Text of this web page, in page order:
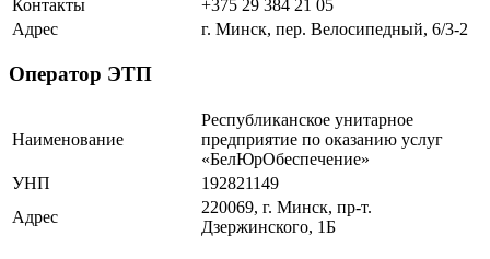
Контакты
+375 29 384 21 05
Адрес
г. Минск, пер. Велосипедный, 6/3-2
Оператор ЭТП
Наименование
Республиканское унитарное
предприятие по оказанию услуг
«БелЮрОбеспечение»
УНП
192821149
Адрес
220069, г. Минск, пр-т.
Дзержинского, 1Б